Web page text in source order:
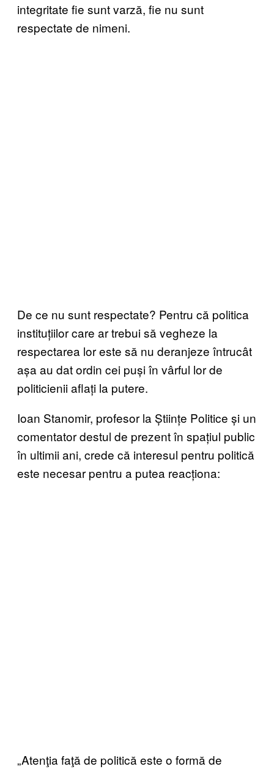
integritate fie sunt varză, fie nu sunt
respectate de nimeni.
De ce nu sunt respectate? Pentru că politica
instituțiilor care ar trebui să vegheze la
respectarea lor este să nu deranjeze întrucât
așa au dat ordin cei puși în vârful lor de
politicienii aflați la putere.
Ioan Stanomir, profesor la Științe Politice și un
comentator destul de prezent în spațiul public
în ultimii ani, crede că interesul pentru politică
este necesar pentru a putea reacționa:
„Atenţia faţă de politică este o formă de